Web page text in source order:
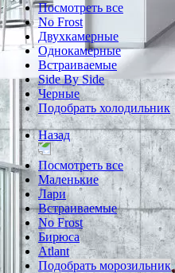
Посмотреть все
No Frost
Двухкамерные
Однокамерные
Встраиваемые
Side By Side
Черные
Подобрать холодильник
Назад
Посмотреть все
Маленькие
Лари
Встраиваемые
No Frost
Бирюса
Atlant
Подобрать морозильник